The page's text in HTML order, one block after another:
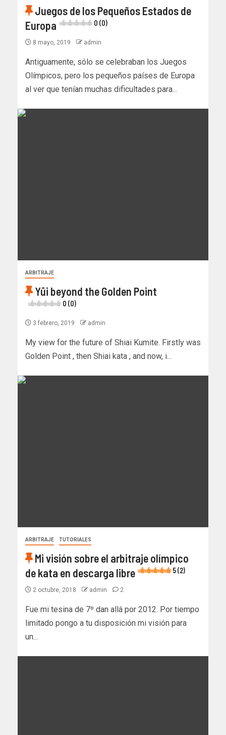
Juegos de los Pequeños Estados de
Europa
0 (0)
8 mayo, 2019 admin
Antiguamente, sólo se celebraban los Juegos
Olímpicos, pero los pequeños países de Europa
al ver que tenían muchas dificultades para...
ARBITRAJE
Yūi beyond the Golden Point
0 (0)
3 febrero, 2019 admin
My view for the future of Shiai Kumite. Firstly was
Golden Point , then Shiai kata , and now, i...
ARBITRAJE TUTORIALES
Mi visión sobre el arbitraje olímpico
de kata en descarga libre
5 (2)
2 octubre, 2018 admin 2
Fue mi tesina de 7º dan allá por 2012. Por tiempo
limitado pongo a tu disposición mi visión para
un...